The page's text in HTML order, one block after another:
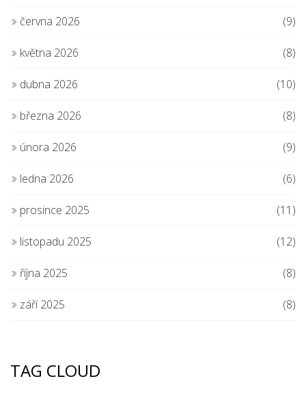
června 2026 (9)
května 2026 (8)
dubna 2026 (10)
března 2026 (8)
února 2026 (9)
ledna 2026 (6)
prosince 2025 (11)
listopadu 2025 (12)
října 2025 (8)
září 2025 (8)
TAG CLOUD